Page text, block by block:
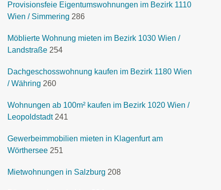
Provisionsfeie Eigentumswohnungen im Bezirk 1110
Wien / Simmering 286
Möblierte Wohnung mieten im Bezirk 1030 Wien /
Landstraße 254
Dachgeschosswohnung kaufen im Bezirk 1180 Wien
/ Währing 260
Wohnungen ab 100m² kaufen im Bezirk 1020 Wien /
Leopoldstadt 241
Gewerbeimmobilien mieten in Klagenfurt am
Wörthersee 251
Mietwohnungen in Salzburg 208